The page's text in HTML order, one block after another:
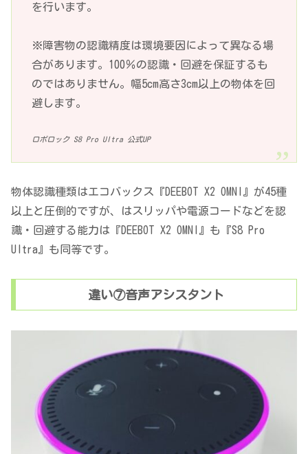
を行います。
※障害物の認識精度は環境要因によって異なる場
合があります。100％の認識・回避を保証するも
のではありません。幅5cm高さ3cm以上の物体を回
避します。
ロボロック S8 Pro Ultra 公式UP
物体認識種類はエコバックス『DEEBOT X2 OMNI』が45種
以上と圧倒的ですが、はスリッパや電源コードなどを認
識・回避する能力は『DEEBOT X2 OMNI』も『S8 Pro
Ultra』も同等です。
違い⑦音声アシスタント